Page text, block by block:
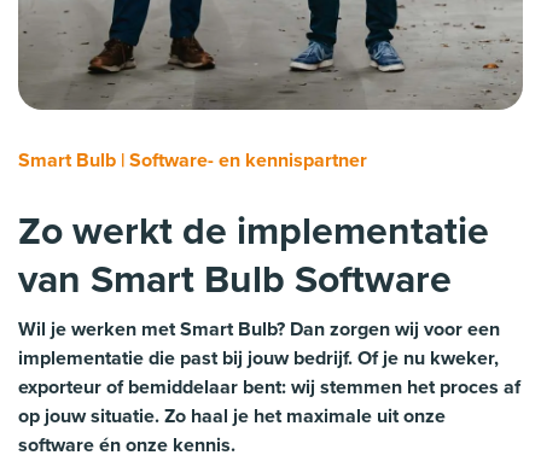
Smart Bulb | Software- en kennispartner
Zo werkt de implementatie
van Smart Bulb Software
Wil je werken met Smart Bulb? Dan zorgen wij voor een
implementatie die past bij jouw bedrijf. Of je nu kweker,
exporteur of bemiddelaar bent: wij stemmen het proces af
op jouw situatie. Zo haal je het maximale uit onze
software én onze kennis.